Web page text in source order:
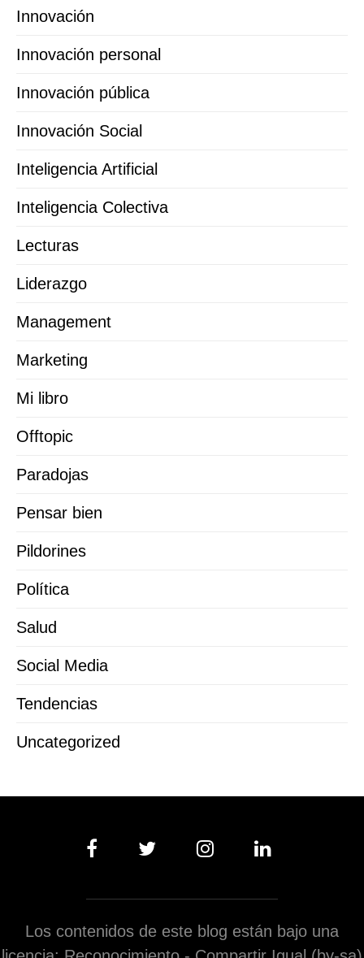
Innovación
Innovación personal
Innovación pública
Innovación Social
Inteligencia Artificial
Inteligencia Colectiva
Lecturas
Liderazgo
Management
Marketing
Mi libro
Offtopic
Paradojas
Pensar bien
Pildorines
Política
Salud
Social Media
Tendencias
Uncategorized
Los contenidos de este blog están bajo una